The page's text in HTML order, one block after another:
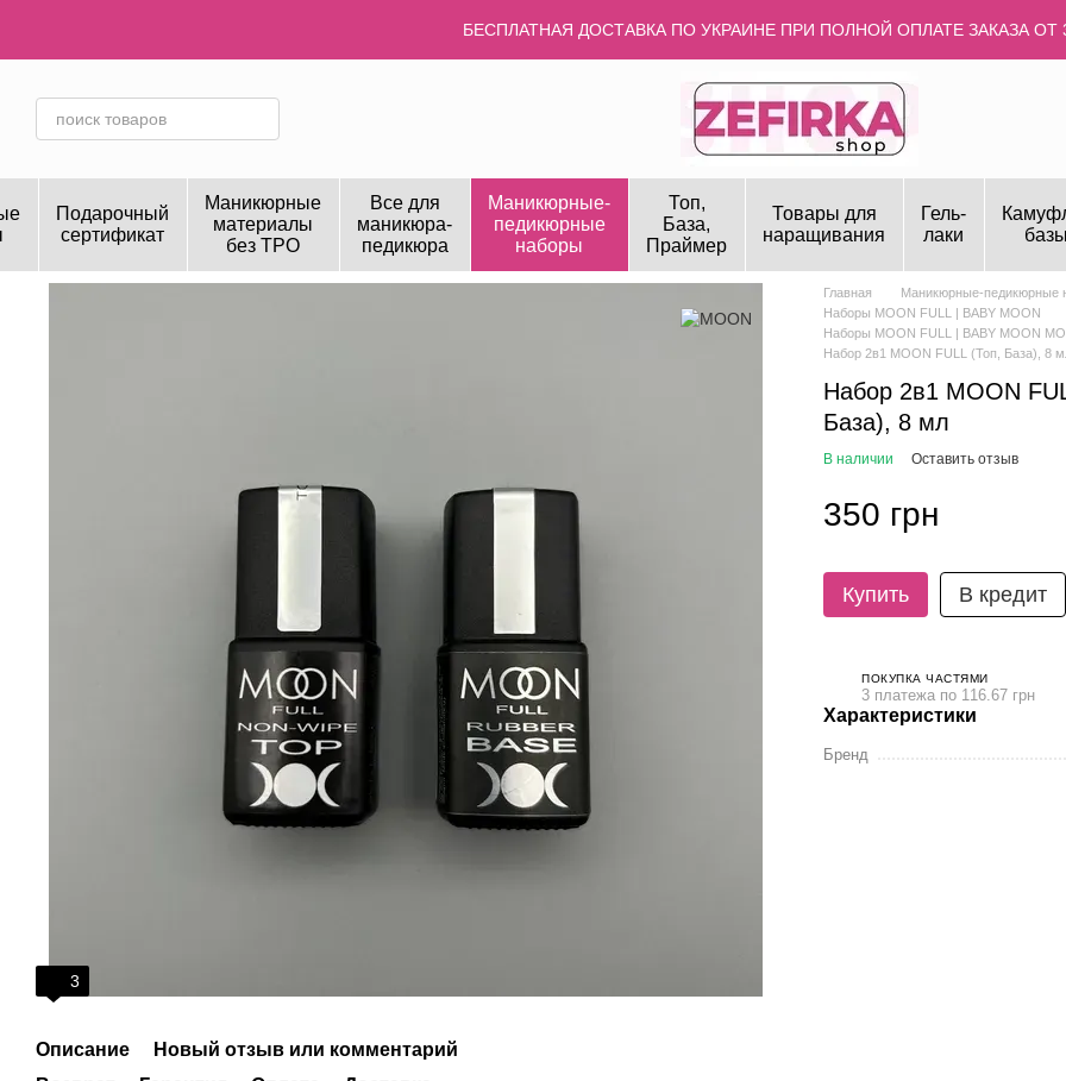
БЕСПЛАТНАЯ ДОСТАВКА ПО УКРАИНЕ ПРИ ПОЛНОЙ ОПЛАТЕ ЗАКАЗА ОТ
Подарочный
сертификат
Маникюрные
материалы
без TPO
Все для
маникюра-
педикюра
Маникюрные-
педикюрные
наборы
Топ,
База,
Праймер
Товары для
наращивания
Гель-
лаки
3
Описание
Новый отзыв или комментарий
Главная
Маникюрные-педикюрные
Наборы MOON FULL | BABY MOON
Наборы MOON FULL | BABY MOON
Набор 2в1 MOON FULL (Топ, База), 8
Набор 2в1 MOON
База), 8 мл
В наличии Оставить отзыв
350 грн
Купить В кредит
ПОКУПКА ЧАСТЯМИ
3 платежа по 116.67 грн
Характеристики
Бренд